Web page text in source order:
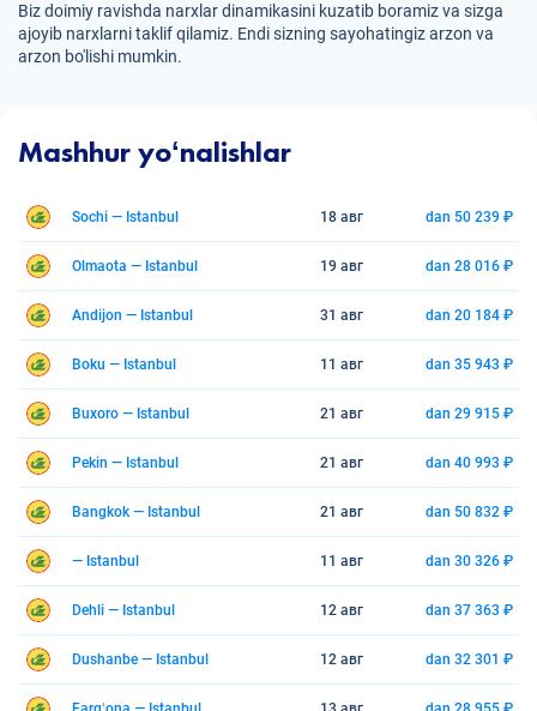
Biz doimiy ravishda narxlar dinamikasini kuzatib boramiz va sizga
ajoyib narxlarni taklif qilamiz. Endi sizning sayohatingiz arzon va
arzon bo'lishi mumkin.
Mashhur yoʻnalishlar
Sochi — Istanbul 18 авг dan 50 239 ₽
Olmaota — Istanbul 19 авг dan 28 016 ₽
Andijon — Istanbul 31 авг dan 20 184 ₽
Boku — Istanbul 11 авг dan 35 943 ₽
Buxoro — Istanbul 21 авг dan 29 915 ₽
Pekin — Istanbul 21 авг dan 40 993 ₽
Bangkok — Istanbul 21 авг dan 50 832 ₽
— Istanbul 11 авг dan 30 326 ₽
Dehli — Istanbul 12 авг dan 37 363 ₽
Dushanbe — Istanbul 12 авг dan 32 301 ₽